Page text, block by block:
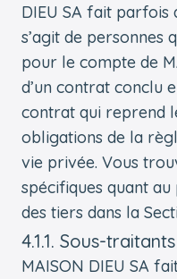
DIEU SA fait parfois
s’agit de personnes
pour le compte de
d’un contrat conclu
contrat qui reprend
obligations de la
vie privée. Vous
spécifiques quant
des tiers dans la
4.1.1. Sous-
MAISON DIEU SA